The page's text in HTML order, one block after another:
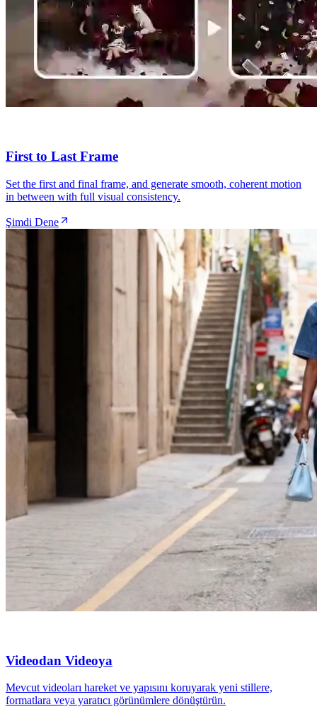
First to Last Frame
Set the first and final frame, and generate smooth, coherent motion
in between with full visual consistency.
Şimdi Dene
Videodan Videoya
Mevcut videoları hareket ve yapısını koruyarak yeni stillere,
formatlara veya yaratıcı görünümlere dönüştürün.